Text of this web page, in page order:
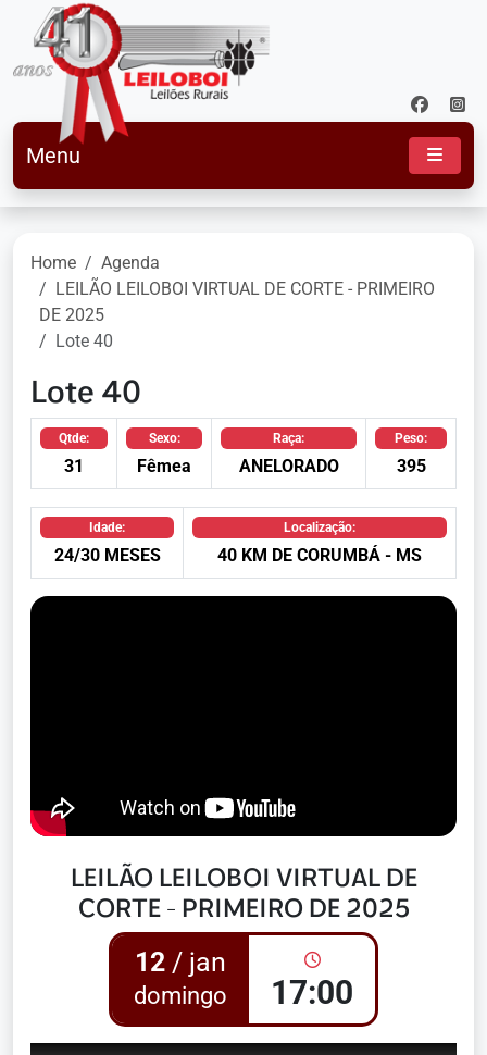
Menu
Home
Agenda
LEILÃO LEILOBOI VIRTUAL DE CORTE - PRIMEIRO
DE 2025
Lote 40
Lote 40
Qtde:
31
Sexo:
Fêmea
Raça:
ANELORADO
Peso:
395
Idade:
24/30 MESES
Localização:
40 KM DE CORUMBÁ - MS
LEILÃO LEILOBOI VIRTUAL DE
CORTE - PRIMEIRO DE 2025
12 / jan
domingo 17:00